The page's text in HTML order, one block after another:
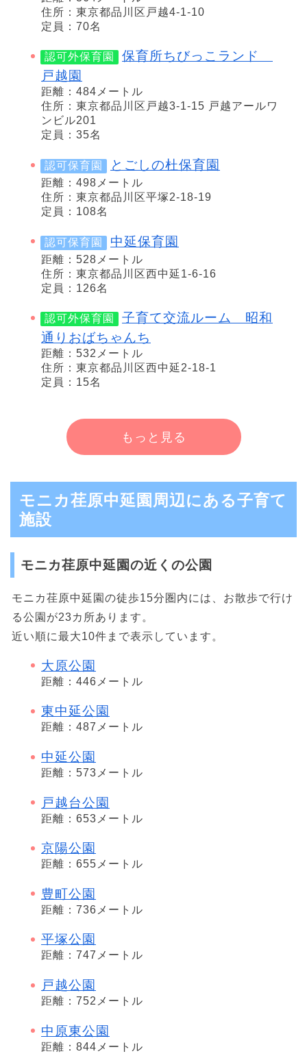
住所：東京都品川区戸越4-1-10
定員：70名
認可外保育園
保育所ちびっこランド
戸越園
距離：484メートル
住所：東京都品川区戸越3-1-15 戸越アールワ
ンビル201
定員：35名
認可保育園 とごしの杜保育園
距離：498メートル
住所：東京都品川区平塚2-18-19
定員：108名
認可保育園 中延保育園
距離：528メートル
住所：東京都品川区西中延1-6-16
定員：126名
認可外保育園
子育て交流ルーム 昭和
通りおばちゃんち
距離：532メートル
住所：東京都品川区西中延2-18-1
定員：15名
もっと見る
モニカ荏原中延園周辺にある子育て
施設
モニカ荏原中延園の近くの公園
モニカ荏原中延園の徒歩15分圏内には、お散歩で行け
る公園が23カ所あります。
近い順に最大10件まで表示しています。
大原公園
距離：446メートル
東中延公園
距離：487メートル
中延公園
距離：573メートル
戸越台公園
距離：653メートル
京陽公園
距離：655メートル
豊町公園
距離：736メートル
平塚公園
距離：747メートル
戸越公園
距離：752メートル
中原東公園
距離：844メートル